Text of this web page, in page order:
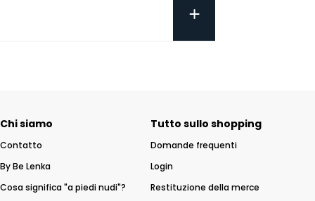
+
Chi siamo
Contatto
By Be Lenka
Cosa significa "a piedi nudi"?
Tutto sullo shopping
Domande frequenti
Login
Restituzione della merce